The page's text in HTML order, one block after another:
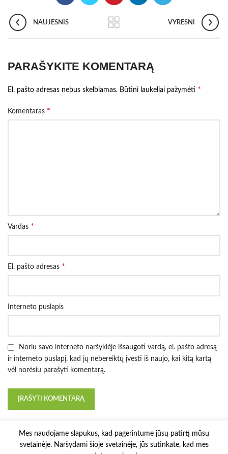
NAUJESNIS VYRESNI
PARAŠYKITE KOMENTARĄ
El. pašto adresas nebus skelbiamas. Būtini laukeliai pažymėti *
Komentaras *
Vardas *
El. pašto adresas *
Interneto puslapis
Noriu savo interneto naršyklėje išsaugoti vardą, el. pašto adresą
ir interneto puslapį, kad jų nebereiktų įvesti iš naujo, kai kitą kartą
vėl norėsiu parašyti komentarą.
Mes naudojame slapukus, kad pagerintume jūsų patirtį mūsų
svetainėje. Naršydami šioje svetainėje, jūs sutinkate, kad mes